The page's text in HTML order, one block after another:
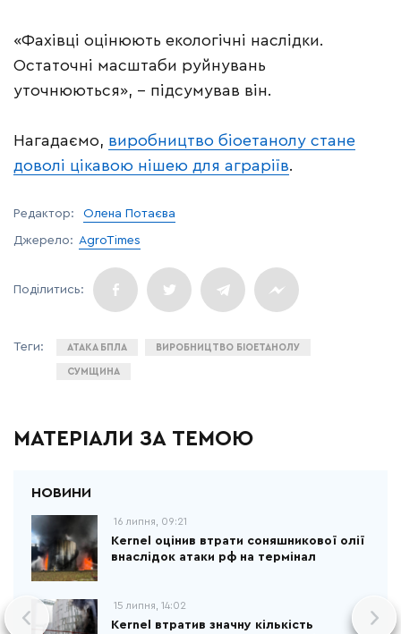
«Фахівці оцінюють екологічні наслідки.
Остаточні масштаби руйнувань
уточнюються», – підсумував він.
Нагадаємо, виробництво біоетанолу стане
доволі цікавою нішею для аграріїв.
Редактор: Олена Потаєва
Джерело: AgroTimes
АТАКА БПЛА ВИРОБНИЦТВО БІОЕТАНОЛУ
СУМЩИНА
МАТЕРІАЛИ ЗА ТЕМОЮ
16 липня, 09:21
Kernel оцінив втрати соняшникової олії
внаслідок атаки рф на термінал
15 липня, 14:02
Kernel втратив значну кількість